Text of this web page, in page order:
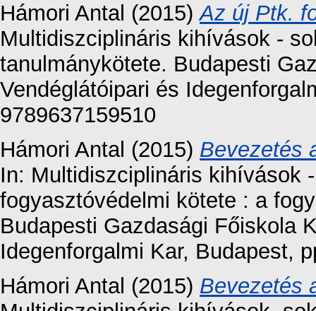
Hámori Antal (2015)Az új Ptk.
Multidiszciplináris kihívások -
tanulmánykötete. Budapesti
Vendéglátóipari és
9789637159510
Hámori Antal (2015) Bevezetés
In: Multidiszciplináris kihívások
fogyasztóvédelmi kötete : a
Budapesti Gazdasági Főiskola
Idegenforgalmi Kar, Budapest,
Hámori Antal (2015) Bevezetés